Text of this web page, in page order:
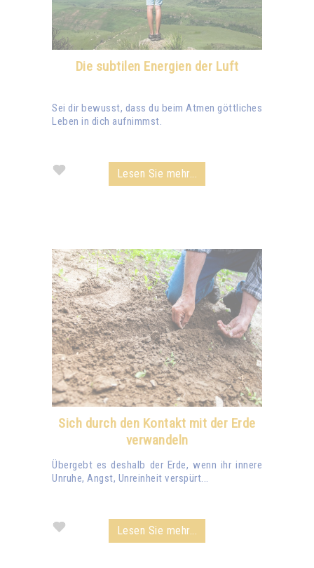
Die subtilen Energien der Luft
Sei dir bewusst, dass du beim Atmen göttliches
Leben in dich aufnimmst.
Lesen Sie mehr...
Sich durch den Kontakt mit der Erde
verwandeln
Übergebt es deshalb der Erde, wenn ihr innere
Unruhe, Angst, Unreinheit verspürt...
Lesen Sie mehr...